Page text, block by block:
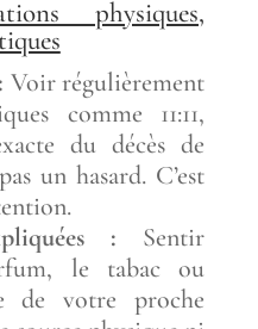
physiques,
Voir régulièrement
comme 11:11,
du décès de
un hasard. C’est
: Sentir
le tabac ou
de votre proche